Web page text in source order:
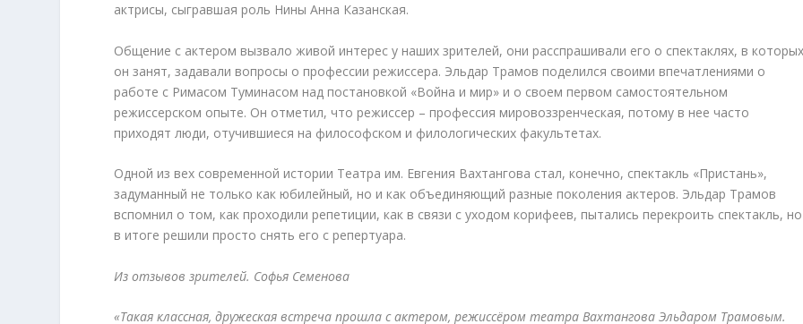
актрисы, сыгравшая роль Нины Анна Казанская.
Общение с актером вызвало живой интерес у наших зрителей, они расспрашивали его о спектаклях, в
он занят, задавали вопросы о профессии режиссера. Эльдар Трамов поделился своими впечатлениями о
работе с Римасом Туминасом над постановкой «Война и мир» и о своем первом самостоятельном
режиссерском опыте. Он отметил, что режиссер – профессия мировоззренческая, потому в нее часто
приходят люди, отучившиеся на философском и филологических факультетах.
Одной из вех современной истории Театра им. Евгения Вахтангова стал, конечно, спектакль «Пристань»,
задуманный не только как юбилейный, но и как объединяющий разные поколения актеров. Эльдар Трамов
вспомнил о том, как проходили репетиции, как в связи с уходом корифеев, пытались перекроить спектакль, но
в итоге решили просто снять его с репертуара.
Из отзывов зрителей. Софья Семенова
«Такая классная, дружеская встреча прошла с актером, режиссёром театра Вахтангова Эльдаром Трамовым.